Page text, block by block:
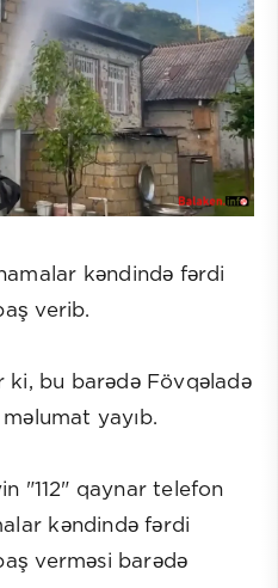
kəndində fərdi
verib.
ki, bu barədə Fövqəladə
yayıb.
"112" qaynar telefon
kəndində fərdi
verməsi barədə